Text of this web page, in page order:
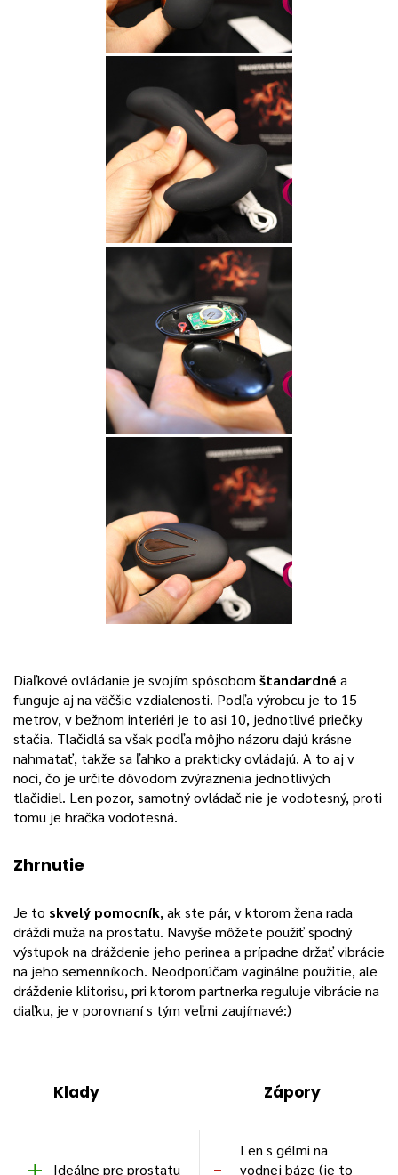
Diaľkové ovládanie je svojím spôsobom štandardné a
funguje aj na väčšie vzdialenosti. Podľa výrobcu je to 15
metrov, v bežnom interiéri je to asi 10, jednotlivé priečky
stačia. Tlačidlá sa však podľa môjho názoru dajú krásne
nahmatať, takže sa ľahko a prakticky ovládajú. A to aj v
noci, čo je určite dôvodom zvýraznenia jednotlivých
tlačidiel. Len pozor, samotný ovládač nie je vodotesný, proti
tomu je hračka vodotesná.
Zhrnutie
Je to skvelý pomocník, ak ste pár, v ktorom žena rada
dráždi muža na prostatu. Navyše môžete použiť spodný
výstupok na dráždenie jeho perinea a prípadne držať vibrácie
na jeho semenníkoch. Neodporúčam vaginálne použitie, ale
dráždenie klitorisu, pri ktorom partnerka reguluje vibrácie na
diaľku, je v porovnaní s tým veľmi zaujímavé:)
Klady Zápory
Ideálne pre prostatu
Len s gélmi na
vodnej báze (je to